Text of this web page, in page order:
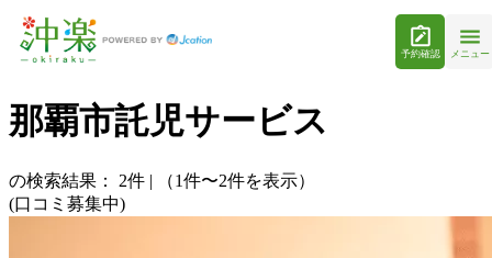
予約確認 メニュー
那覇市託児サービス
の検索結果： 2件 |
（1件〜2件を表示）
(口コミ募集中)